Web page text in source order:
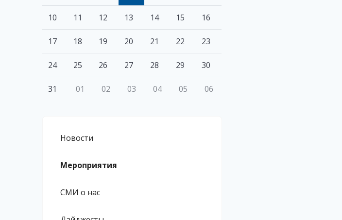
10 11 12 13 14 15 16
17 18 19 20 21 22 23
24 25 26 27 28 29 30
31 01 02 03 04 05 06
Новости
Мероприятия
СМИ о нас